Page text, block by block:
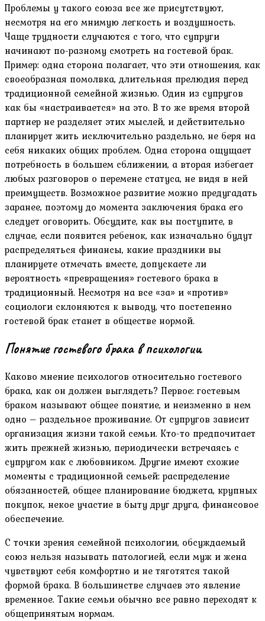
Проблемы у такого союза все же присутствуют,
несмотря на его мнимую легкость и воздушность.
Чаще трудности случаются с того, что супруги
начинают по-разному смотреть на гостевой брак.
Пример: одна сторона полагает, что эти отношения, как
своеобразная помолвка, длительная прелюдия перед
традиционной семейной жизнью. Один из супругов
как бы «настраивается» на это. В то же время второй
партнер не разделяет этих мыслей, и действительно
планирует жить исключительно раздельно, не беря на
себя никаких общих проблем. Одна сторона ощущает
потребность в большем сближении, а вторая избегает
любых разговоров о перемене статуса, не видя в ней
преимуществ. Возможное развитие можно предугадать
заранее, поэтому до момента заключения брака его
следует оговорить. Обсудите, как вы поступите, в
случае, если появится ребенок, как изначально будут
распределяться финансы, какие праздники вы
планируете отмечать вместе, допускаете ли
вероятность «превращения» гостевого брака в
традиционный. Несмотря на все «за» и «против»
социологи склоняются к выводу, что постепенно
гостевой брак станет в обществе нормой.
Понятие гостевого брака в психологии
Каково мнение психологов относительно гостевого
брака, как он должен выглядеть? Первое: гостевым
браком называют общее понятие, и неизменно в нем
одно – раздельное проживание. От супругов зависит
организация жизни такой семьи. Кто-то предпочитает
жить прежней жизнью, периодически встречаясь с
супругом как с любовником. Другие имеют схожие
моменты с традиционной семьей: распределение
обязанностей, общее планирование бюджета, крупных
покупок, некое участие в быту друг друга, финансовое
обеспечение.
С точки зрения семейной психологии, обсуждаемый
союз нельзя называть патологией, если муж и жена
чувствуют себя комфортно и не тяготятся такой
формой брака. В большинстве случаев это явление
временное. Такие семьи обычно все равно переходят к
общепринятым нормам.